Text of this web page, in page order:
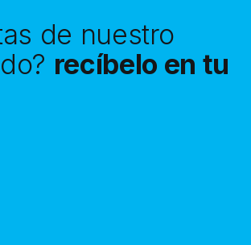
de nuestro
recíbelo en tu